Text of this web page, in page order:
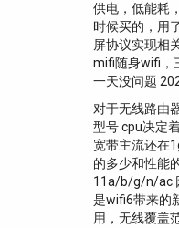
供电，低能耗
时候买的，用
屏协议实现相
mifi随身wifi，
一天没问题
对于无线路由
型号 cpu决定
宽带主流还在
的多少和性能
11a/b/g/n/ac
是wifi6带来的
用，无线覆盖